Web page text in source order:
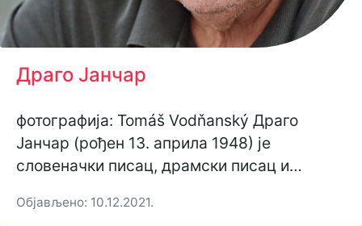
Драго Јанчар
фотографија: Tomáš Vodňanský Драго
Јанчар (рођен 13. априла 1948) је
словеначки писац, драмски писац и…
Објављено: 10.12.2021.